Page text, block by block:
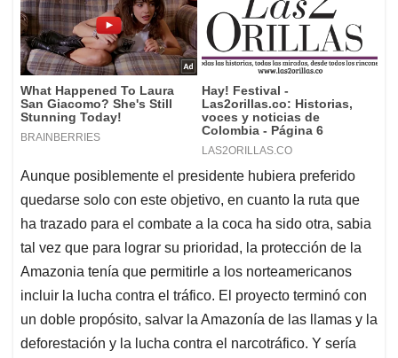
Aunque posiblemente el presidente hubiera preferido
quedarse solo con este objetivo, en cuanto la ruta que
ha trazado para el combate a la coca ha sido otra, sabia
tal vez que para lograr su prioridad, la protección de la
Amazonia tenía que permitirle a los norteamericanos
incluir la lucha contra el tráfico. El proyecto terminó con
un doble propósito, salvar la Amazonía de las llamas y la
deforestación y la lucha contra el narcotráfico. Y sería